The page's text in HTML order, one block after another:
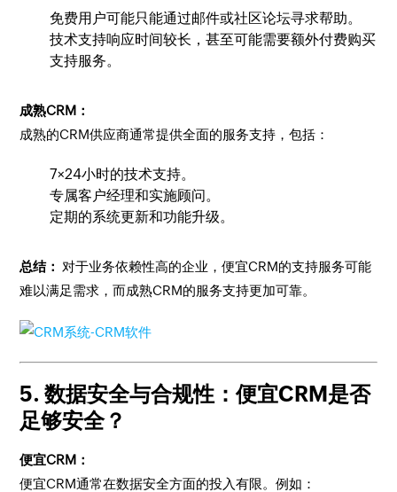
免费用户可能只能通过邮件或社区论坛寻求帮助。
技术支持响应时间较长，甚至可能需要额外付费购买
支持服务。
成熟CRM：
成熟的CRM供应商通常提供全面的服务支持，包括：
7×24小时的技术支持。
专属客户经理和实施顾问。
定期的系统更新和功能升级。
总结： 对于业务依赖性高的企业，便宜CRM的支持服务可能
难以满足需求，而成熟CRM的服务支持更加可靠。
5. 数据安全与合规性：便宜CRM是否
足够安全？
便宜CRM：
便宜CRM通常在数据安全方面的投入有限。例如：